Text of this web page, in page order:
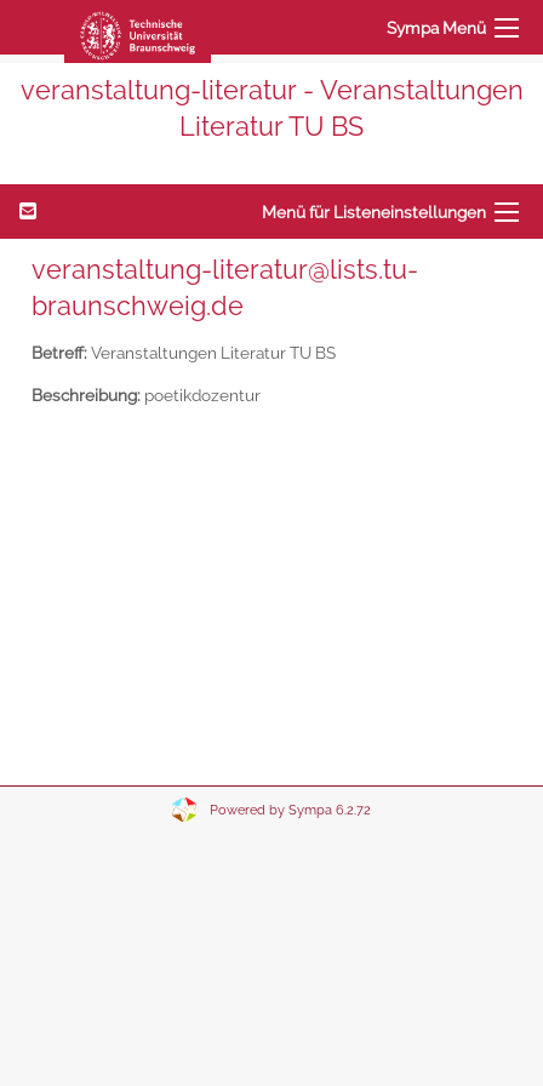
Sympa Menü
veranstaltung-literatur - Veranstaltungen
Literatur TU BS
Menü für Listeneinstellungen
veranstaltung-literatur@lists.tu-
braunschweig.de
Betreff:Veranstaltungen Literatur TU BS
Beschreibung: poetikdozentur
Powered by Sympa 6.2.72